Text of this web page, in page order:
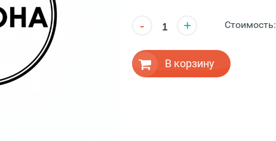
- + Стоимость:
В корзину